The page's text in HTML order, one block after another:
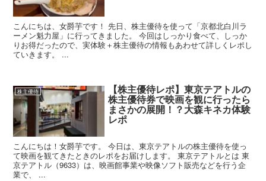
こんにちは、女爵芋です！ 先日、株主優待を使って「京都北白川ラ
ーメン魁力屋」に行ってきました。 今回はしっかり食べて、しっか
りお得だったので、実体験＋株主優待の情報もあわせて詳しくレポし
ていきます。 ...
株主優待 【株主優待レポ】東京テアトルの
株主優待券で映画を観に行ったら
まさかの展開！？大森キネカ体験
レポ
こんにちは！女爵芋です。 今日は、東京テアトルの株主優待を使っ
て映画を観てきたときのレポをお届けします。 東京テアトルとは 東
京テアトル（9633）は、映画館事業や映像ソフト販売などを行う企
業で、 ...